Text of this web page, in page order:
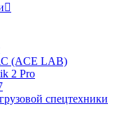

(ACE LAB)
2 Pro
спецтехники